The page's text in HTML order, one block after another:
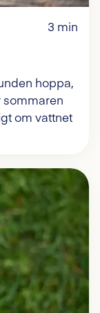
3 min
hoppa,
sommaren
om vattnet